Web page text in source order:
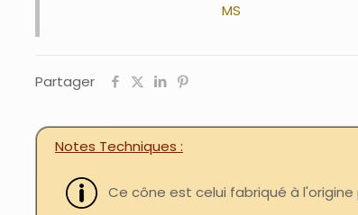
MS
Partager
Notes Techniques
Ce cône est celui fabriqué à